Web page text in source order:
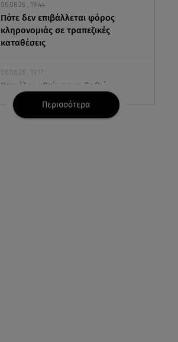
06.08.26 , 19:44
Πότε δεν επιβάλλεται φόρος
κληρονομιάς σε τραπεζικές
καταθέσεις
06.08.26 , 19:17
Κυψέλη: «Βιώνουμε βαθιά
οδύνη» - Τι λέει η οικογένεια της
Λίζα
Περισσότερα